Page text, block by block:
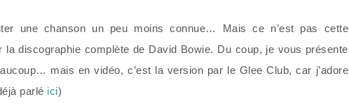
une chanson un peu moins connue… Mais ce n’est pas cette
la discographie complète de David Bowie. Du coup, je vous présente
mais en vidéo, c’est la version par le Glee Club, car j’adore
parlé ici)